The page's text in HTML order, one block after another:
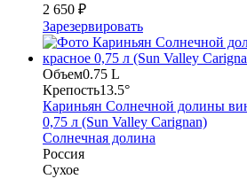
2 650 ₽
Зарезервировать
Объем0.75 L
Крепость13.5°
Кариньян Солнечной долины
0,75 л (Sun Valley Carignan)
Солнечная долина
Россия
Сухое